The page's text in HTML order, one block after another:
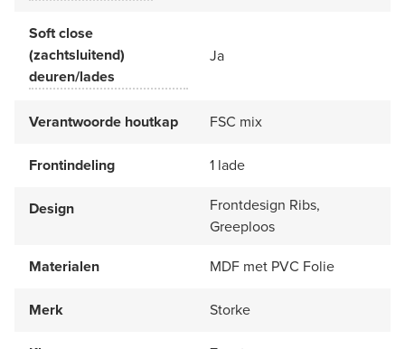
Soft close
(zachtsluitend)
deuren/lades
Ja
Verantwoorde houtkap FSC mix
Frontindeling 1 lade
Design
Frontdesign Ribs,
Greeploos
Materialen
MDF met PVC Folie
Merk Storke